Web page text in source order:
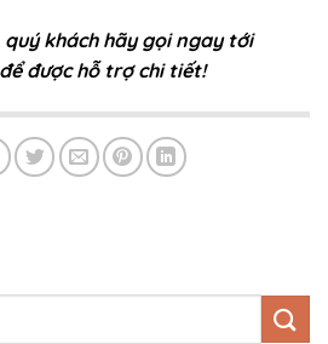
khách hãy gọi ngay tới
được hỗ trợ chi tiết!